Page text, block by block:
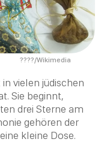
????/Wikimedia
vielen jüdischen
. Sie beginnt,
drei Sterne am
gehören der
kleine Dose.